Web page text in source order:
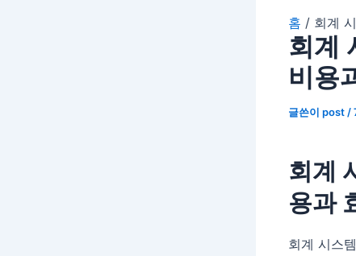
홈 회계
회계
비용
글쓴이 post /
회계
용과
회계 시스